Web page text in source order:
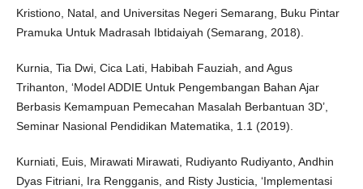
Kristiono, Natal, and Universitas Negeri Semarang, Buku Pintar
Pramuka Untuk Madrasah Ibtidaiyah (Semarang, 2018).
Kurnia, Tia Dwi, Cica Lati, Habibah Fauziah, and Agus
Trihanton, ‘Model ADDIE Untuk Pengembangan Bahan Ajar
Berbasis Kemampuan Pemecahan Masalah Berbantuan 3D’,
Seminar Nasional Pendidikan Matematika, 1.1 (2019).
Kurniati, Euis, Mirawati Mirawati, Rudiyanto Rudiyanto, Andhin
Dyas Fitriani, Ira Rengganis, and Risty Justicia, ‘Implementasi